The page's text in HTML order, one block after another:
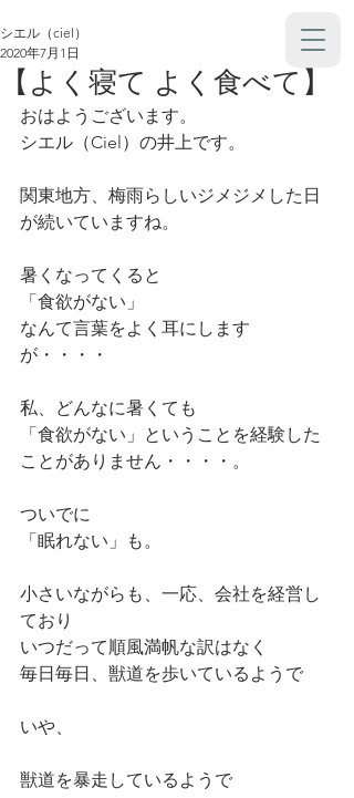
【よく寝て よく食べて】
シエル（ciel）
2020年7月1日
おはようございます。
シエル（Ciel）の井上です。
関東地方、梅雨らしいジメジメした日
が続いていますね。
暑くなってくると
「食欲がない」
なんて言葉をよく耳にします
が・・・・
私、どんなに暑くても
「食欲がない」ということを経験した
ことがありません・・・・。
ついでに
「眠れない」も。
小さいながらも、一応、会社を経営し
ており
いつだって順風満帆な訳はなく
毎日毎日、獣道を歩いているようで
いや、
獣道を暴走しているようで